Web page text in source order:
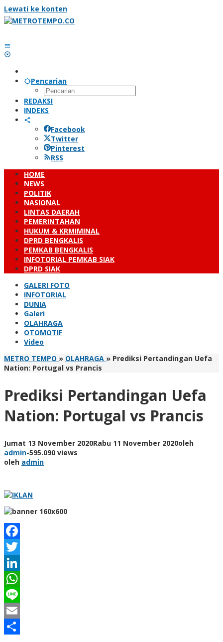
Lewati ke konten
Pencarian
REDAKSI
INDEKS
Facebook
Twitter
Pinterest
RSS
HOME
NEWS
POLITIK
NASIONAL
LINTAS DAERAH
PEMERINTAHAN
HUKUM & KRMIMINAL
DPRD BENGKALIS
PEMKAB BENGKALIS
INFOTORIAL PEMKAB SIAK
DPRD SIAK
GALERI FOTO
INFOTORIAL
DUNIA
Galeri
OLAHRAGA
OTOMOTIF
Video
METRO TEMPO » OLAHRAGA » Prediksi Pertandingan Uefa
Nation: Portugal vs Prancis
Prediksi Pertandingan Uefa
Nation: Portugal vs Prancis
Jumat 13 November 2020Rabu 11 November 2020oleh
admin-595.090 views
oleh admin
Facebook
Twitter
LinkedIn
WhatsApp
Line
Email